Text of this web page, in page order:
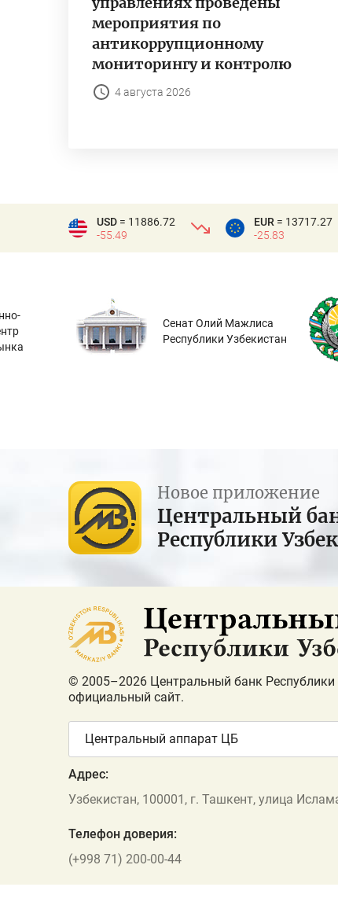
мероприятия по
антикоррупционному
мониторингу и контролю
4 августа 2026
USD = 11886.72
-55.49
EUR = 13717.27
-25.83
Сенат Олий Мажлиса
Республики Узбекистан
Новое приложение
Центральный
Республики
© 2005–2026 Центральный банк Республики
официальный сайт.
Центральный аппарат ЦБ
Адрес:
Узбекистан, 100001, г. Ташкент, улица
Телефон доверия:
(+998 71) 200-00-44